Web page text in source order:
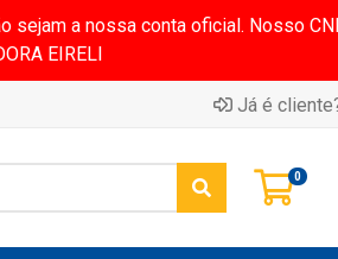
sejam a nossa conta oficial. Nosso
EIRELI
Já é
0